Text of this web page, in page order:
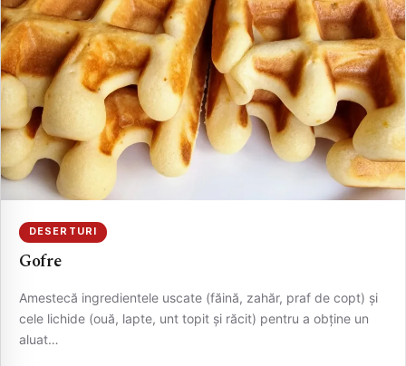
DESERTURI
Gofre
Amestecă ingredientele uscate (făină, zahăr, praf de copt) și
cele lichide (ouă, lapte, unt topit și răcit) pentru a obține un
aluat…